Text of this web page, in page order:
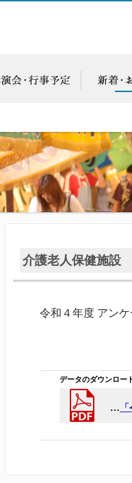
介護老人保健施設
令和４年度 アン
データのダウンロー
…